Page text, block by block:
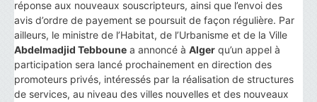
réponse aux nouveaux souscripteurs, ainsi que l’envoi des
avis d’ordre de payement se poursuit de façon régulière. Par
ailleurs, le ministre de l’Habitat, de l’Urbanisme et de la Ville
Abdelmadjid Tebboune a annoncé à Alger qu’un appel à
participation sera lancé prochainement en direction des
promoteurs privés, intéressés par la réalisation de structures
de services, au niveau des villes nouvelles et des nouveaux